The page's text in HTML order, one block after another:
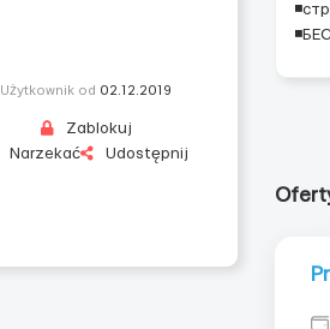
Użytkownik od 02.12.2019
Zablokuj
Narzekać
Udostępnij